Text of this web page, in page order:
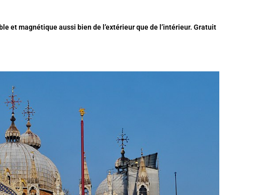
et magnétique aussi bien de l’extérieur que de l’intérieur. Gratuit